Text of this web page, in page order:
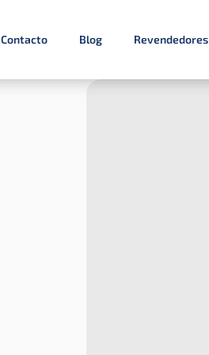
Contacto Blog Revendedores